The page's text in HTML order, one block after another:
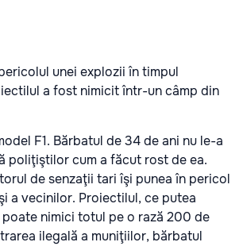
unei explozii în timpul
a fost nimicit într-un câmp din
F1. Bărbatul de 34 de ani nu le-a
poliţiştilor cum a făcut rost de ea.
de senzaţii tari îşi punea în pericol
a vecinilor. Proiectilul, ce putea
nimici totul pe o rază 200 de
ilegală a muniţiilor, bărbatul